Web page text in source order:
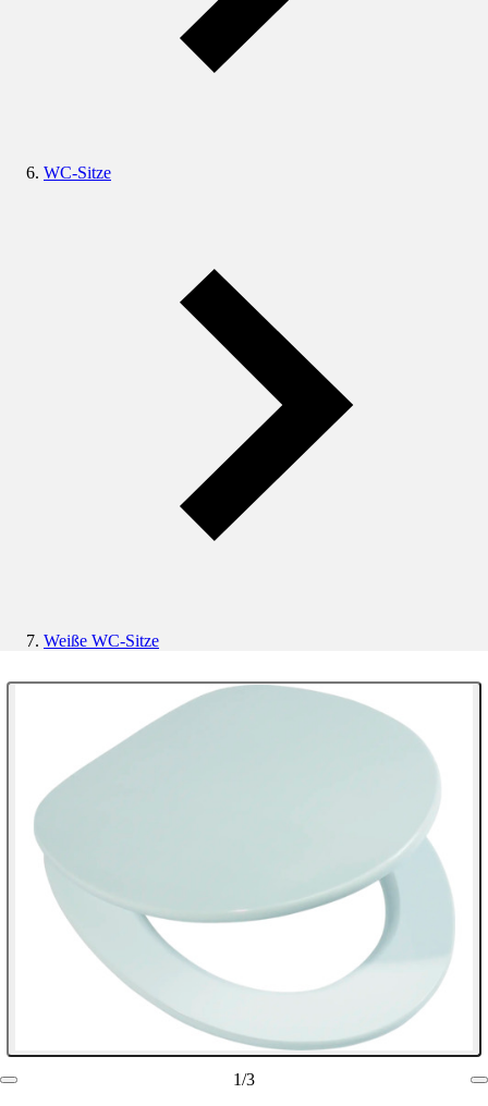
WC-Sitze
Weiße WC-Sitze
1/3